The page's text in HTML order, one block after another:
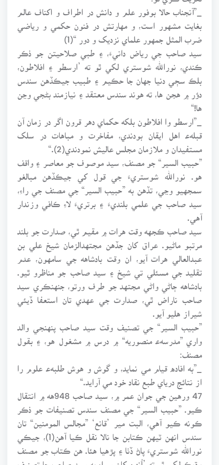
_”آنجناب حالا بوفور علم و دانش در اطراف و اکناف عالم
بغايت مشهور است، و مهارتش در فنون حکمي و رياضي
ضرب المثل جمهور علماي نزديک و دور “(1)
سيد صاحب جي رياض دانيءَ، ۽ طبي صلاحيتن جو ذڪر
ڪندي، نورالله شوستري لکي ٿو ته ’ارسطو ۽ افلاطون،
بلڪ سڄي دنيا جهان جا حڪيم ۽ طبيب جيڪڏهن سندس
دؤر ۾ هجن ها، ته هوند سندس معتقد ۽ نيازمند بڻجي وڃن
ها!“
_”ارسطو وا افلاطون بلکه حکماي دهر قرون اگر در زمان آن
قبلهﻋ اهل ايقان بودندي، مفاخرت و مباهات در سلک
مستفيدان و ملازمان مجلس عاليش نمودندي(2).“
”حبيب السير“ جو مصنف، سيد موصوف جو معاصر ۽ واقف
هو. نورالله شوستريءَ جي قول کي جيڪڏهن مبالغو
سمجهيو وڃي، تڏهن به ”حبيب السير“ جي مصنف جي راءِ،
سيد صاحب جي علمي بلنديءَ ۽ برتريءَ لاءِ ڪافي وزندار
آهي.
سيد صاحب ڪجهه وقت هرات ۾ مقيم ٿي، صدارت جو بلند
مرتبو ماڻيو. عراق کان جڏهن مجتهدالزمان شيخ علي بن
عبدالعالي هرات آيو، ان وقت بادشاهه جي سامهون، عدم
تقليد جي مسئلي تي شيخ ۽ سيد صاحب جو مناظرو ٿيو.
بادشاهه ڄاڻي واڻي مجتهد جو طرف ورتو، جنهنڪري سيد
صاحب ناراض ٿي، صدارت جي عهدي تان استعفا ڏيئي
شيراز هليو آيو.
”حبيب السير“ جي تصنيف وقت سيد صاحب پنهنجي والد
واري ”مدرسهﻋ منصوريه“ ۾ درس ۾ مشغول هو، ۽ بقول
مصنف:
_”به افاده قيام مي نمايد، و گوش و هوش طلبهﻋ علوم را
از نتائج درياي طبع نقاد خود مي آرايد.“
47 ورهين جي جوان عمر ۾، سيد صاحب 948هه ۾ انتقال
ڪيو. ”حبيب السير“ جي مصنف سندس تصنيفات جو ذڪر
ڪونه ڪيو آهي، البت مير ’قانع‘ ”مجالس المومنين“ تان
سندس انهن ٽيهن ڪتابن جا نالا نقل ڪيا آهن(1)، جيڪي
نورالله شوستريءَ پاڻ ڏٺا ۽ پڙهيا هئا. هن ڪتاب جو مصنف
وڌيڪ لکي ٿو ته ’اُنهن کان سواءِ به سيد صاحب جا تصنيف